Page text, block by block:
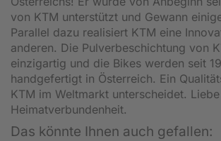
von KTM unterstützt und Gewann
Parallel dazu realisiert KTM eine
anderen. Die Pulverbeschichtung von
einzigartig und die Bikes werden seit
handgefertigt in Österreich. Ein
KTM im Weltmarkt unterscheidet.
Heimatverbundenheit.
Das könnte Ihnen auch gefallen: